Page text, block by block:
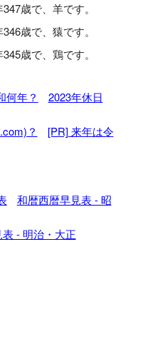
歳で、羊です。
歳で、猿です。
歳で、鶏です。
何年？ 2023年休日
？ [PR] 来年は令
和暦西暦早見表 - 昭
- 明治・大正